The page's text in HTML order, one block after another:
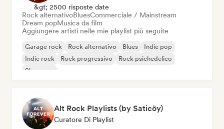
&gt; 2500 risposte date
Rock alternativoBluesCommerciale / Mainstream
Dream popMusica da film
Aggiungere artisti nelle mie playlist più seguite
Garage rock Rock alternativo Blues
Indie pop
Indie rock
Rock progressivo
Rock psichedelico
Shoegaze
Alt Rock Playlists (by Saticöy)
Curatore Di Playlist